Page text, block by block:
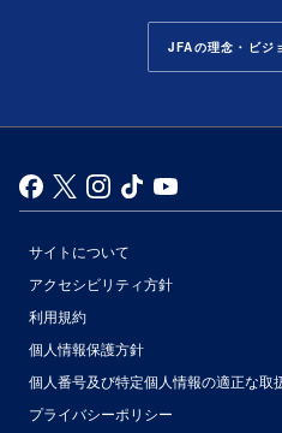
JFAの理念・ビジ
サイトについて
アクセシビリティ方針
利用規約
個人情報保護方針
個人番号及び特定個人情報の適正な取
プライバシーポリシー